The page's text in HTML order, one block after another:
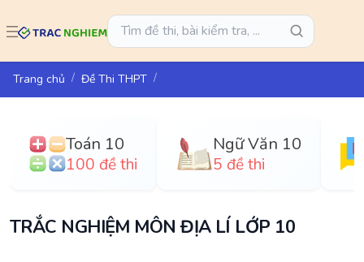
Trang chủ Đề Thi THPT
Toán 10
100 đề thi
Ngữ Văn 10
5 đề thi
TRẮC NGHIỆM MÔN ĐỊA LÍ LỚP 10